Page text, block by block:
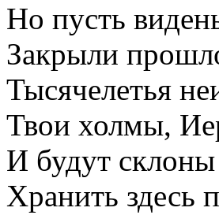
Но пусть
Закрыли
Тысячелетья
Твои холмы,
И будут
Хранить здесь